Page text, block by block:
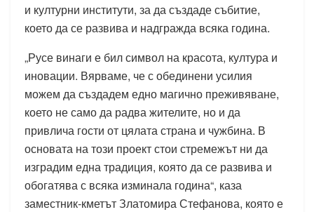
и културни институти, за да създаде събитие,
което да се развива и надгражда всяка година.
„Русе винаги е бил символ на красота, култура и
иновации. Вярваме, че с обединени усилия
можем да създадем едно магично преживяване,
което не само да радва жителите, но и да
привлича гости от цялата страна и чужбина. В
основата на този проект стои стремежът ни да
изградим една традиция, която да се развива и
обогатява с всяка изминала година“, каза
заместник-кметът Златомира Стефанова, която е